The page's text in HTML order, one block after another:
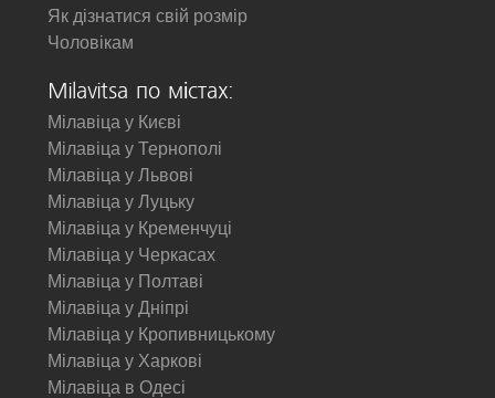
Як дізнатися свій розмір
Чоловікам
Milavitsa по містах:
Мілавіца у Києві
Мілавіца у Тернополі
Мілавіца у Львові
Мілавіца у Луцьку
Мілавіца у Кременчуці
Мілавіца у Черкасах
Мілавіца у Полтаві
Мілавіца у Дніпрі
Мілавіца у Кропивницькому
Мілавіца у Харкові
Мілавіца в Одесі